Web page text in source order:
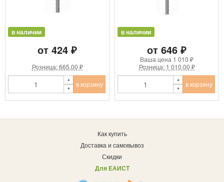
в наличии
от 424 ₽
Розница: 665.00 ₽
в корзину
в наличии
от 646 ₽
Ваша цена 1 010 ₽
Розница: 1 010.00 ₽
в корзину
Как купить
Доставка и самовывоз
Скидки
Для ЕАИСТ